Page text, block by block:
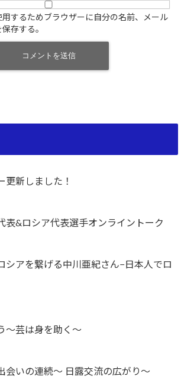
するためブラウザーに自分の名前、メール
存する。
更新しました！
表&ロシア代表選手オンライントーク
シアを繋げる中川亜紀さん−日本人でロ
〜芸は身を助く〜
会いの連続〜 日露交流の広がり〜